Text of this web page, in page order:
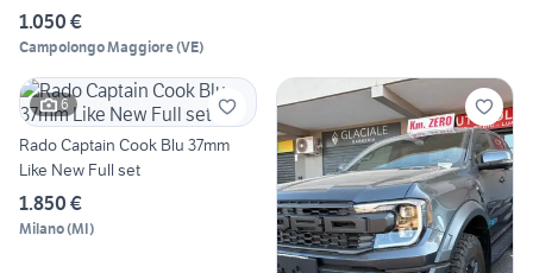
1.050 €
Campolongo Maggiore(VE)
6
Rado Captain Cook Blu 37mm
Like New Full set
1.850 €
Milano(MI)